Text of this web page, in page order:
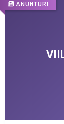
ANUNTURI